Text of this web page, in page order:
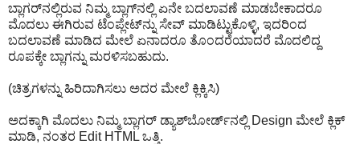
ಬ್ಲಾಗರ್‌ನಲ್ಲಿರುವ ನಿಮ್ಮ ಬ್ಲಾಗ್‌ನಲ್ಲಿ ಏನೇ ಬದಲಾವಣೆ ಮಾಡಬೇಕಾದರೂ
ಮೊದಲು ಈಗಿರುವ ಟೆಂಪ್ಲೇಟ್‌ನ್ನು ಸೇವ್ ಮಾಡಿಟ್ಟುಕೊಳ್ಳಿ, ಇದರಿಂದ
ಬದಲಾವಣೆ ಮಾಡಿದ ಮೇಲೆ ಏನಾದರೂ ತೊಂದರೆಯಾದರೆ ಮೊದಲಿದ್ದ
ರೂಪಕ್ಕೇ ಬ್ಲಾಗನ್ನು ಮರಳಿಸಬಹುದು.
(ಚಿತ್ರಗಳನ್ನು ಹಿರಿದಾಗಿಸಲು ಅದರ ಮೇಲೆ ಕ್ಲಿಕ್ಕಿಸಿ)
ಅದಕ್ಕಾಗಿ ಮೊದಲು ನಿಮ್ಮ ಬ್ಲಾಗರ್‍ ಡ್ಯಾಶ್‌ಬೋರ್ಡ್‌ನಲ್ಲಿ Design ಮೇಲೆ ಕ್ಲಿಕ್
ಮಾಡಿ, ನಂತರ Edit HTML ಒತ್ತಿ.